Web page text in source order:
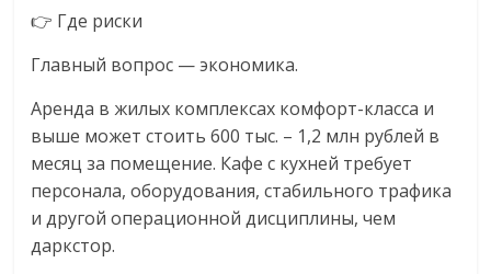
👉 Где риски
Главный вопрос — экономика.
Аренда в жилых комплексах комфорт-класса и
выше может стоить 600 тыс. – 1,2 млн рублей в
месяц за помещение. Кафе с кухней требует
персонала, оборудования, стабильного трафика
и другой операционной дисциплины, чем
даркстор.